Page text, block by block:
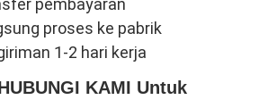
pembayaran
proses ke pabrik
1-2 hari kerja
KAMI Untuk